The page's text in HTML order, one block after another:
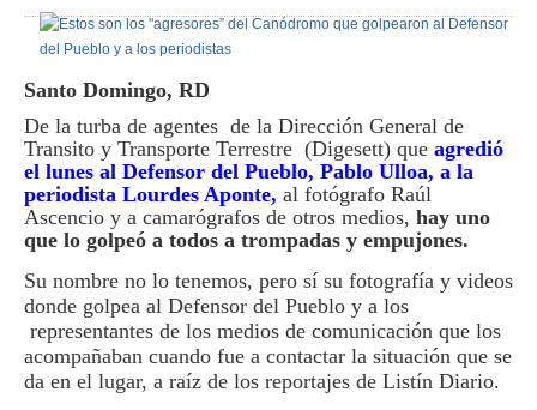
Santo Domingo, RD
De la turba de agentes de la Dirección General de
Transito y Transporte Terrestre (Digesett) que agredió
el lunes al Defensor del Pueblo, Pablo Ulloa, a la
periodista Lourdes Aponte, al fotógrafo Raúl
Ascencio y a camarógrafos de otros medios, hay uno
que lo golpeó a todos a trompadas y empujones.
Su nombre no lo tenemos, pero sí su fotografía y videos
donde golpea al Defensor del Pueblo y a los
representantes de los medios de comunicación que los
acompañaban cuando fue a contactar la situación que se
da en el lugar, a raíz de los reportajes de Listín Diario.